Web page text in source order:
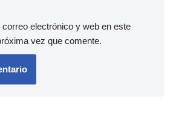
electrónico y web en este
vez que comente.